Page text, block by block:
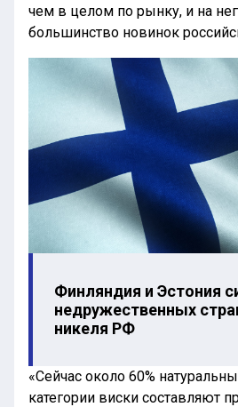
чем в целом по рынку, и на
большинство новинок
Финляндия и Эстония
недружественных
никеля РФ
«Сейчас около 60%
категории виски составляют